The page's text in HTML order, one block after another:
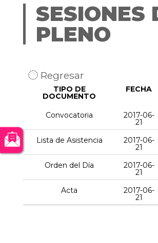
SESIONES
PLENO
Regresar
TIPO DE
DOCUMENTO
FECHA
Convocatoria 2017-06-
21
Lista de Asistencia
2017-06-
21
Orden del Día
2017-06-
21
Acta
2017-06-
21